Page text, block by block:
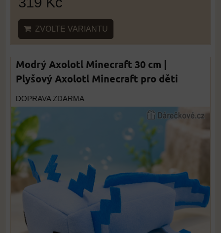
ZVOLTE VARIANTU
Modrý Axolotl Minecraft 30 cm |
Plyšový Axolotl Minecraft pro děti
DOPRAVA ZDARMA